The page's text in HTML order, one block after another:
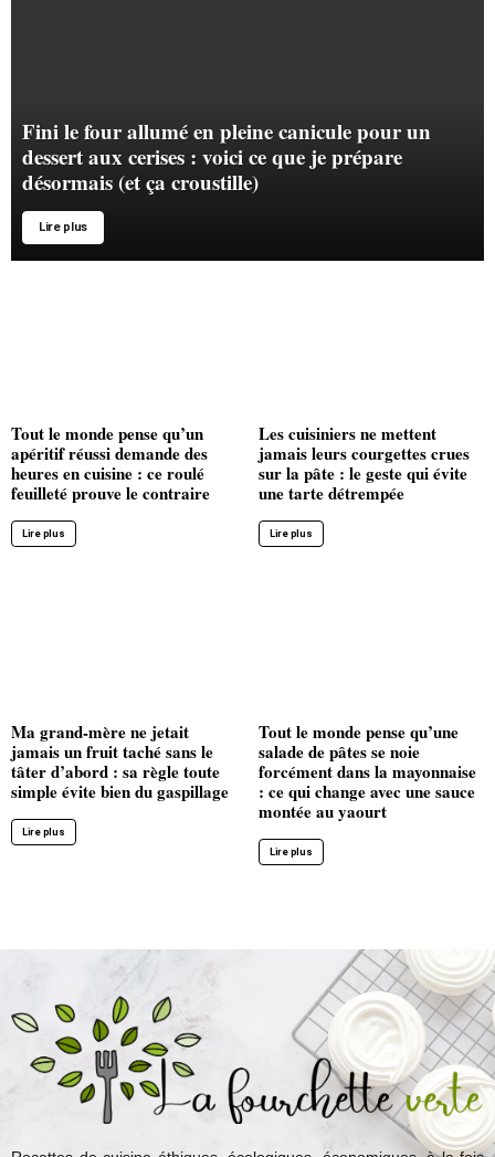
Fini le four allumé en pleine canicule pour un
dessert aux cerises : voici ce que je prépare
désormais (et ça croustille)
Lire plus
Tout le monde pense qu’un
apéritif réussi demande des
heures en cuisine : ce roulé
feuilleté prouve le contraire
Lire plus
Les cuisiniers ne mettent
jamais leurs courgettes crues
sur la pâte : le geste qui évite
une tarte détrempée
Lire plus
Ma grand-mère ne jetait
jamais un fruit taché sans le
tâter d’abord : sa règle toute
simple évite bien du gaspillage
Lire plus
Tout le monde pense qu’une
salade de pâtes se noie
forcément dans la mayonnaise
: ce qui change avec une sauce
montée au yaourt
Lire plus